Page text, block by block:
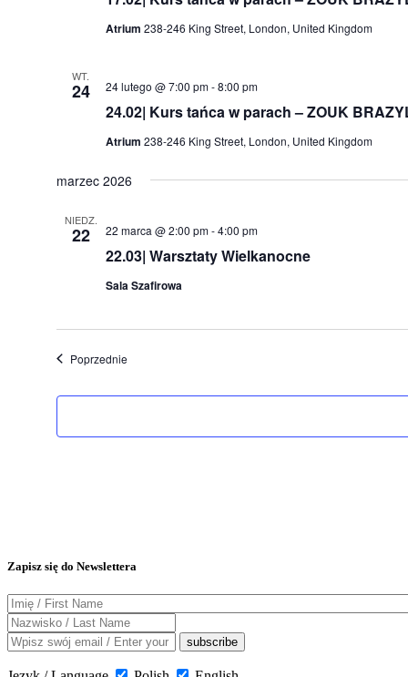
Atrium 238-246 King Street, London, United Kingdom
WT.
24
24.02| Kurs tańca w parach – ZOUK
24 lutego @ 7:00 pm-8:00 pm
Atrium 238-246 King Street, London, United Kingdom
marzec 2026
NIEDZ.
22
22.03| Warsztaty Wielkanocne
22 marca @ 2:00 pm-4:00 pm
Sala Szafirowa
PoprzednieWydarzenia
Zapisz się do Newslettera